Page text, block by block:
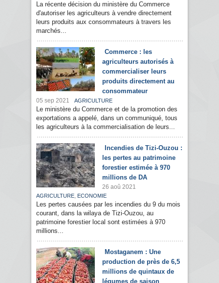
La récente décision du ministère du Commerce
d'autoriser les agriculteurs à vendre directement
leurs produits aux consommateurs à travers les
marchés...
Commerce : les
agriculteurs autorisés à
commercialiser leurs
produits directement au
consommateur
05 sep 2021 AGRICULTURE
Le ministère du Commerce et de la promotion des
exportations a appelé, dans un communiqué, tous
les agriculteurs à la commercialisation de leurs...
Incendies de Tizi-Ouzou :
les pertes au patrimoine
forestier estimée à 970
millions de DA
26 aoû 2021
AGRICULTURE, ECONOMIE
Les pertes causées par les incendies du 9 du mois
courant, dans la wilaya de Tizi-Ouzou, au
patrimoine forestier local sont estimées à 970
millions...
Mostaganem : Une
production de près de 6,5
millions de quintaux de
légumes de saison